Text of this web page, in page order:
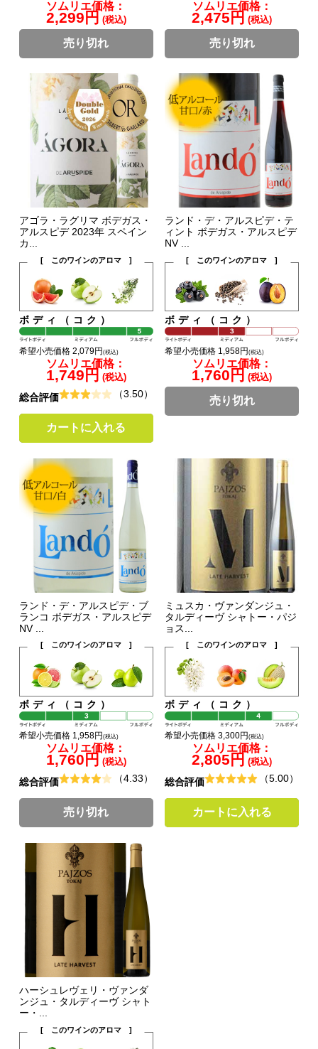
ソムリエ価格：
2,299円 (税込)
売り切れ
ソムリエ価格：
2,475円 (税込)
売り切れ
アゴラ・ラグリマ ボデガス・
アルスピデ 2023年 スペイン
カ...
[ このワインのアロマ ]
ボディ（コク）
希望小売価格 2,079円 (税込)
ソムリエ価格：
1,749円 (税込)
総合評価 （3.50）
カートに入れる
ランド・デ・アルスピデ・テ
ィント ボデガス・アルスピデ
NV ...
[ このワインのアロマ ]
ボディ（コク）
希望小売価格 1,958円(税込)
ソムリエ価格：
1,760円 (税込)
売り切れ
ランド・デ・アルスピデ・ブ
ランコ ボデガス・アルスピデ
NV ...
[ このワインのアロマ ]
ボディ（コク）
希望小売価格 1,958円 (税込)
ソムリエ価格：
1,760円 (税込)
総合評価 （4.33）
売り切れ
ミュスカ・ヴァンダンジュ・
タルディーヴ シャトー・パジ
ョス...
[ このワインのアロマ ]
ボディ（コク）
希望小売価格 3,300円(税込)
ソムリエ価格：
2,805円 (税込)
総合評価 （5.00）
カートに入れる
ハーシュレヴェリ・ヴァンダ
ンジュ・タルディーヴ シャト
ー・...
[ このワインのアロマ ]